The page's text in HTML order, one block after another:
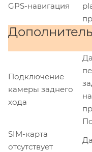
GPS-навигация
Подключение
камеры заднего
хода
SIM-карта
отсутствует
Да